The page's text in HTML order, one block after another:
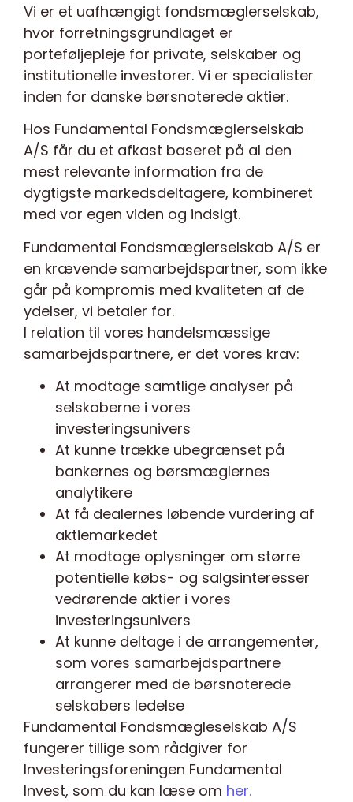
Vi er et uafhængigt fondsmæglerselskab,
hvor forretningsgrundlaget er
porteføljepleje for private, selskaber og
institutionelle investorer. Vi er specialister
inden for danske børsnoterede aktier.
Hos Fundamental Fondsmæglerselskab
A/S får du et afkast baseret på al den
mest relevante information fra de
dygtigste markedsdeltagere, kombineret
med vor egen viden og indsigt.
Fundamental Fondsmæglerselskab A/S er
en krævende samarbejdspartner, som ikke
går på kompromis med kvaliteten af de
ydelser, vi betaler for.
I relation til vores handelsmæssige
samarbejdspartnere, er det vores krav:
At modtage samtlige analyser på
selskaberne i vores
investeringsunivers
At kunne trække ubegrænset på
bankernes og børsmæglernes
analytikere
At få dealernes løbende vurdering af
aktiemarkedet
At modtage oplysninger om større
potentielle købs- og salgsinteresser
vedrørende aktier i vores
investeringsunivers
At kunne deltage i de arrangementer,
som vores samarbejdspartnere
arrangerer med de børsnoterede
selskabers ledelse
Fundamental Fondsmægleselskab A/S
fungerer tillige som rådgiver for
Investeringsforeningen Fundamental
Invest, som du kan læse om her.